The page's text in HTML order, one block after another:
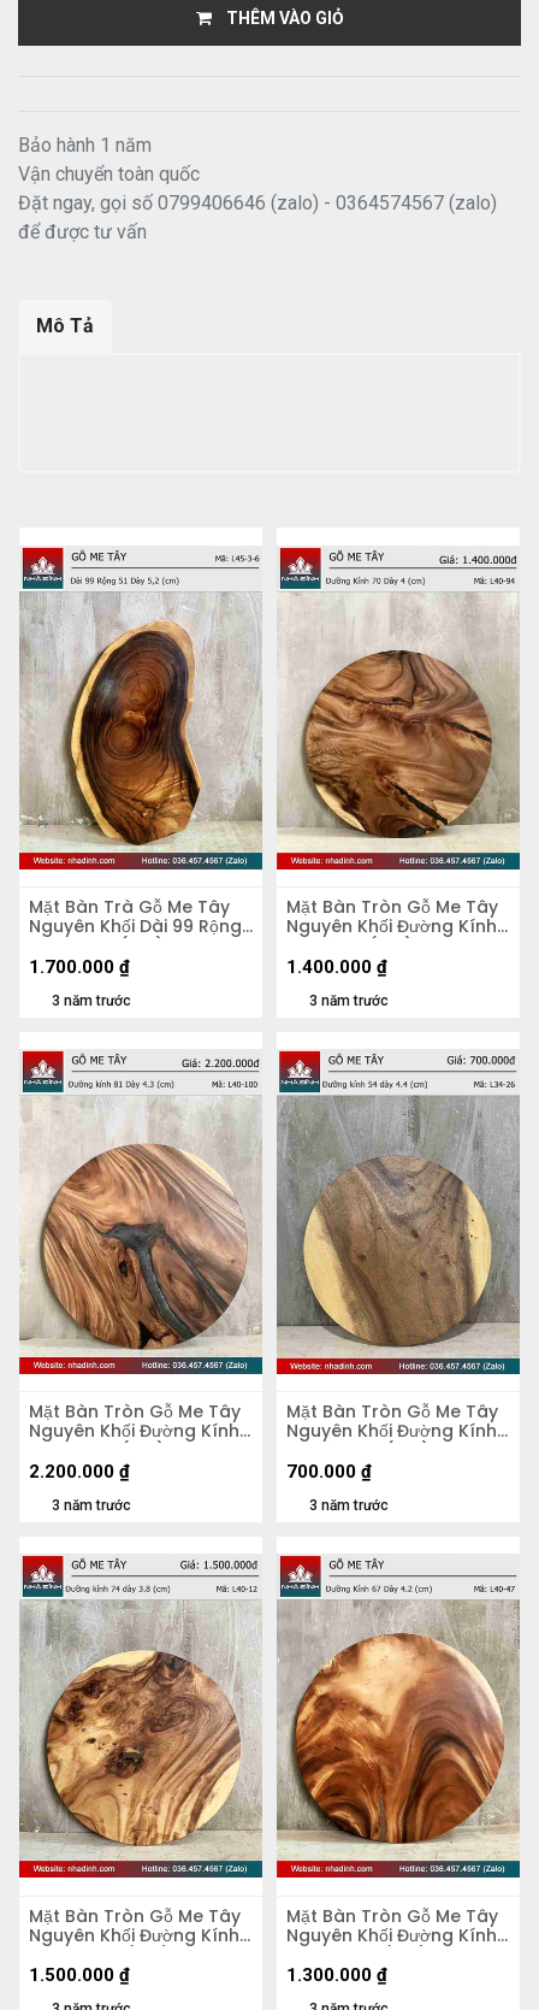
THÊM VÀO GIỎ
Bảo hành 1 năm
Vận chuyển toàn quốc
Đặt ngay, gọi số 0799406646 (zalo) - 0364574567 (zalo)
để được tư vấn
Mô Tả
Mặt Bàn Trà Gỗ Me Tây
Nguyên Khối Dài 99 Rộng
51 Dày 5,2 (cm)
3 năm trước
1.700.000 ₫
Mặt Bàn Tròn Gỗ Me Tây
Nguyên Khối Đường Kính
70 Dày 4 (cm)
3 năm trước
1.400.000 ₫
Mặt Bàn Tròn Gỗ Me Tây
Nguyên Khối Đường Kính
81 Dày 4,3 (cm)
3 năm trước
2.200.000 ₫
Mặt Bàn Tròn Gỗ Me Tây
Nguyên Khối Đường Kính
54 Dày 4.4 (cm)
3 năm trước
700.000 ₫
Mặt Bàn Tròn Gỗ Me Tây
Nguyên Khối Đường Kính
74 Dày 3.8 (cm)
1.500.000 ₫
Mặt Bàn Tròn Gỗ Me Tây
Nguyên Khối Đường Kính
67 Dày 4,2 (cm)
1.300.000 ₫